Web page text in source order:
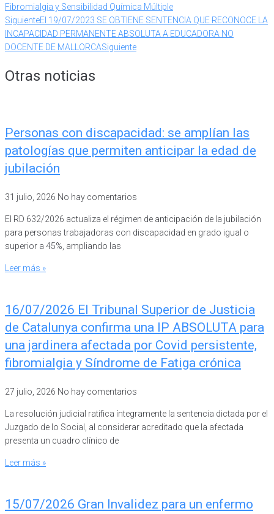
Fibromialgia y Sensibilidad Química Múltiple
SiguienteEl 19/07/2023 SE OBTIENE SENTENCIA QUE RECONOCE LA
INCAPACIDAD PERMANENTE ABSOLUTA A EDUCADORA NO
DOCENTE DE MALLORCASiguiente
Otras noticias
Personas con discapacidad: se amplían las
patologías que permiten anticipar la edad de
jubilación
31 julio, 2026 No hay comentarios
El RD 632/2026 actualiza el régimen de anticipación de la jubilación
para personas trabajadoras con discapacidad en grado igual o
superior a 45%, ampliando las
Leer más »
16/07/2026 El Tribunal Superior de Justicia
de Catalunya confirma una IP ABSOLUTA para
una jardinera afectada por Covid persistente,
fibromialgia y Síndrome de Fatiga crónica
27 julio, 2026 No hay comentarios
La resolución judicial ratifica íntegramente la sentencia dictada por el
Juzgado de lo Social, al considerar acreditado que la afectada
presenta un cuadro clínico de
Leer más »
15/07/2026 Gran Invalidez para un enfermo